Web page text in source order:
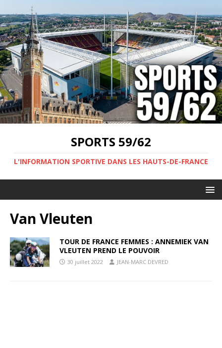
SPORTS 59/62
L'INFORMATION SPORTIVE DANS LES HAUTS-DE-FRANCE
Van Vleuten
TOUR DE FRANCE FEMMES : ANNEMIEK VAN
VLEUTEN PREND LE POUVOIR
30 juillet 2022 JEAN-MARC DEVRED